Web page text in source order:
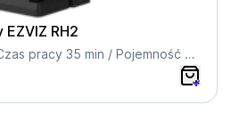
RH2
Moc ssania 12000 Pa / Czas pracy 35 min / Pojemność 0.75 l / Akumulatorowe